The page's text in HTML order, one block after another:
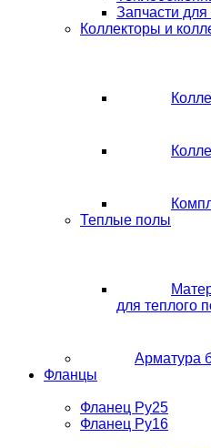
Запчасти
Коллекторы и
Теплые полы
для теплого
Арматура
Фланцы
Фланец Ру25
Фланец Ру16